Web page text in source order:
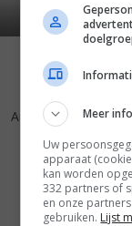
5 7
Arrowhead (1953)
Meer
Uw
apparaat
kan worden
332 partners of
en onze
gebruiken. Lijst